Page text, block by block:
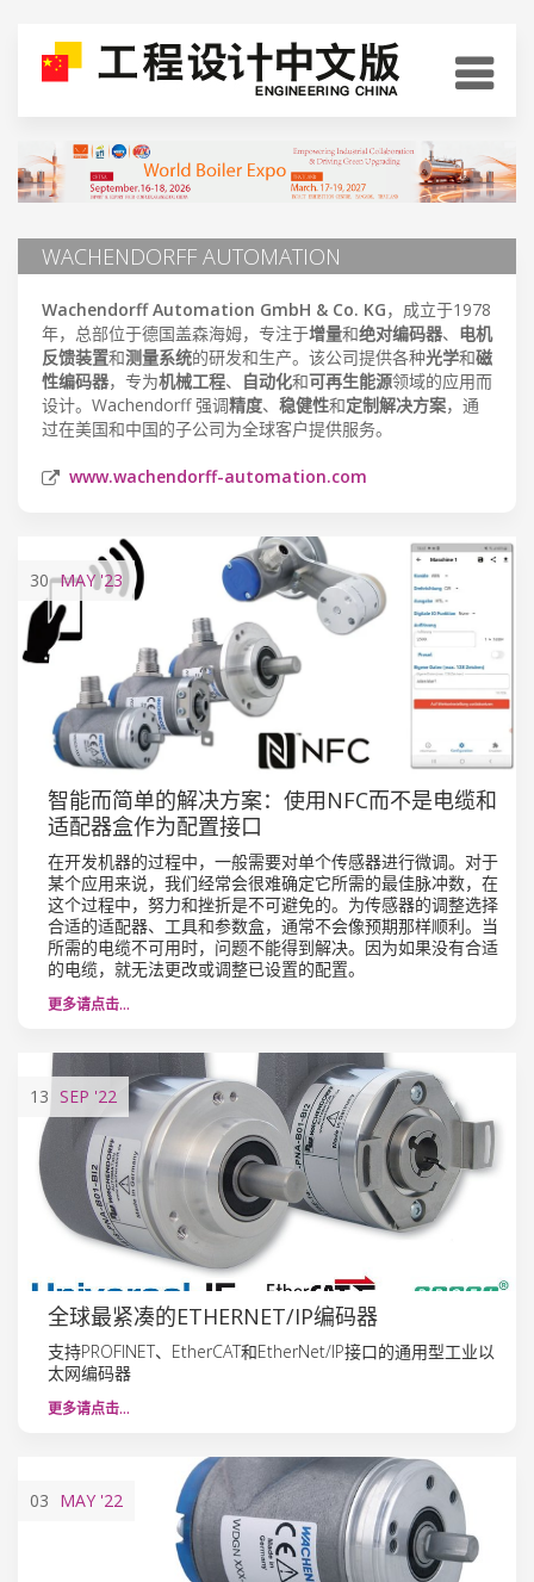
WACHENDORFF AUTOMATION
Wachendorff Automation GmbH & Co. KG，成立于1978
年，总部位于德国盖森海姆，专注于增量和绝对编码器、 电机
反馈装置和测量系统的研发和生产。该公司提供各种光学和磁
性编码器，专为机械工程、 自动化和可再生能源领域的应用而
设计。Wachendorff 强调精度、 稳健性和定制解决方案，通
过在美国和中国的子公司为全球客户提供服务。
www.wachendorff-automation.com
30 MAY'23
智能而简单的解决方案：使用NFC而不是电缆和
适配器盒作为配置接口
在开发机器的过程中，一般需要对单个传感器进行微调。对于
某个应用来说，我们经常会很难确定它所需的最佳脉冲数，在
这个过程中，努力和挫折是不可避免的。为传感器的调整选择
合适的适配器、工具和参数盒，通常不会像预期那样顺利。当
所需的电缆不可用时，问题不能得到解决。因为如果没有合适
的电缆，就无法更改或调整已设置的配置。
更多请点击…
13 SEP '22
全球最紧凑的ETHERNET/IP编码器
支持PROFINET、EtherCAT和EtherNet/IP接口的通用型工业以
太网编码器
更多请点击…
03 MAY '22